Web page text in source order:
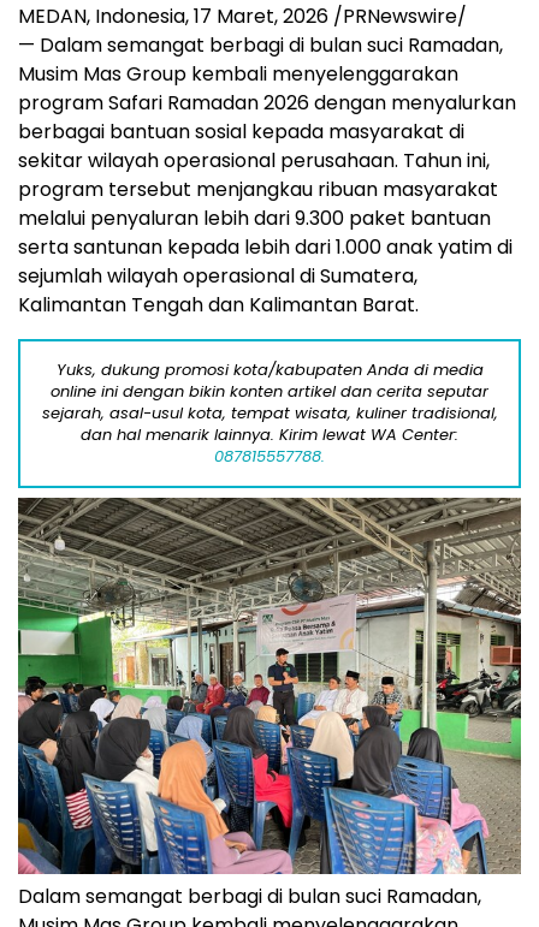
MEDAN, Indonesia, 17 Maret, 2026 /PRNewswire/
— Dalam semangat berbagi di bulan suci Ramadan,
Musim Mas Group kembali menyelenggarakan
program Safari Ramadan 2026 dengan menyalurkan
berbagai bantuan sosial kepada masyarakat di
sekitar wilayah operasional perusahaan. Tahun ini,
program tersebut menjangkau ribuan masyarakat
melalui penyaluran lebih dari 9.300 paket bantuan
serta santunan kepada lebih dari 1.000 anak yatim di
sejumlah wilayah operasional di Sumatera,
Kalimantan Tengah dan Kalimantan Barat.
Yuks, dukung promosi kota/kabupaten Anda di media
online ini dengan bikin konten artikel dan cerita seputar
sejarah, asal-usul kota, tempat wisata, kuliner tradisional,
dan hal menarik lainnya. Kirim lewat WA Center:
087815557788.
Dalam semangat berbagi di bulan suci Ramadan,